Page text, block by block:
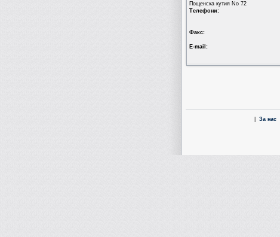
Пощенска кутия No 72
Tелефони:
Факс:
Е-mail:
За нас